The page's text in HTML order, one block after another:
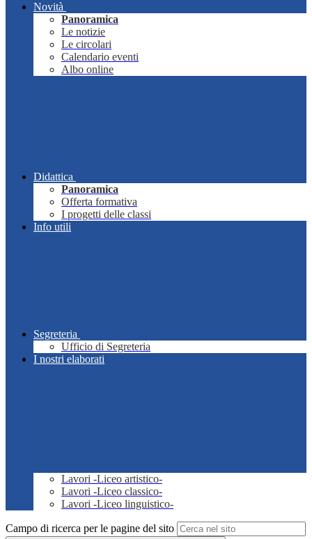
Novità
Panoramica
Le notizie
Le circolari
Calendario eventi
Albo online
Didattica
Panoramica
Offerta formativa
I progetti delle classi
Info utili
Segreteria
Ufficio di Segreteria
I nostri elaborati
Lavori -Liceo artistico-
Lavori -Liceo classico-
Lavori -Liceo linguistico-
Campo di ricerca per le pagine del sito